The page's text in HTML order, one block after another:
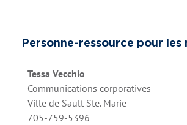
Personne-ressource pour les
Tessa Vecchio
Communications corporatives
Ville de Sault Ste. Marie
705-759-5396